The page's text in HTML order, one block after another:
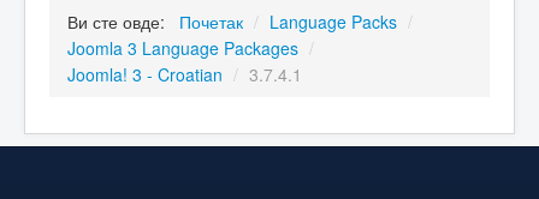
Ви сте овде: Почетак / Language Packs /
Joomla 3 Language Packages /
Joomla! 3 - Croatian / 3.7.4.1